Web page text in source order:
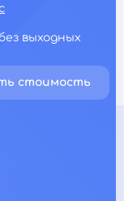
выходных
стоимость